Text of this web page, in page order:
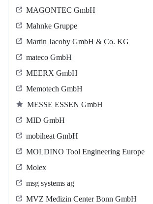
MAGONTEC GmbH
Mahnke Gruppe
Martin Jacoby GmbH & Co. KG
mateco GmbH
MEERX GmbH
Memotech GmbH
MESSE ESSEN GmbH
MID GmbH
mobiheat GmbH
MOLDINO Tool Engineering Europe
Molex
msg systems ag
MVZ Medizin Center Bonn GmbH